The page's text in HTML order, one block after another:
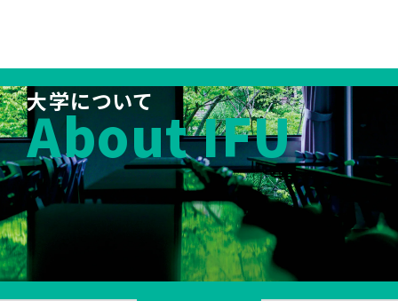
大学について
About IFU